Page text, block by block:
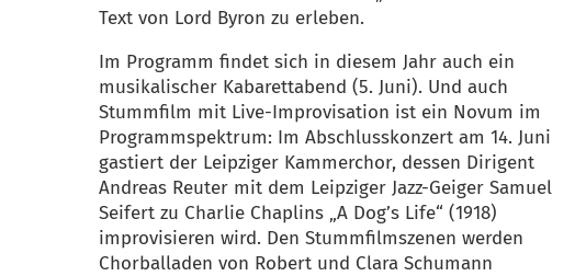
Text von Lord Byron zu erleben.
Im Programm findet sich in diesem Jahr auch ein
musikalischer Kabarettabend (5. Juni). Und auch
Stummfilm mit Live-Improvisation ist ein Novum im
Programmspektrum: Im Abschlusskonzert am 14. Juni
gastiert der Leipziger Kammerchor, dessen Dirigent
Andreas Reuter mit dem Leipziger Jazz-Geiger Samuel
Seifert zu Charlie Chaplins „A Dog’s Life“ (1918)
improvisieren wird. Den Stummfilmszenen werden
Chorballaden von Robert und Clara Schumann